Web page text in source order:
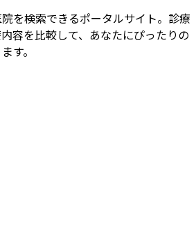
を検索できるポータルサイト。診療
容を比較して、あなたにぴったりの
す。